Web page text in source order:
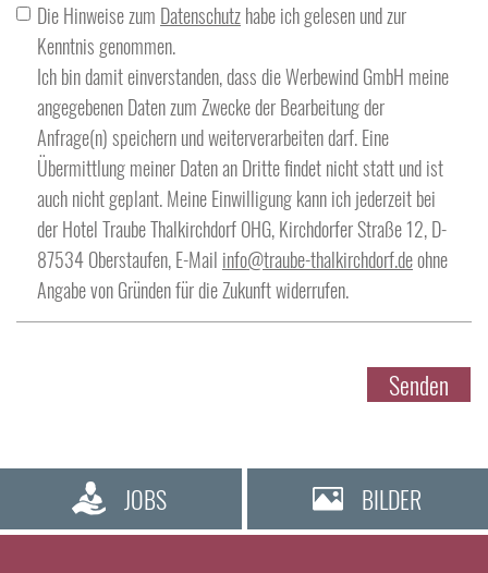
Straße
Postleitzahl
Die Hinweise zum Datenschutzhabe ich gelesen und zur
Kenntnis genommen.
Ich bin damit einverstanden, dass die Werbewind GmbH meine
angegebenen Daten zum Zwecke der Bearbeitung der
Anfrage(n) speichern und weiterverarbeiten darf. Eine
Übermittlung meiner Daten an Dritte findet nicht statt und ist
auch nicht geplant. Meine Einwilligung kann ich jederzeit bei
der Hotel Traube Thalkirchdorf OHG, Kirchdorfer Straße 12, D-
87534 Oberstaufen, E-Mail info@traube-thalkirchdorf.deohne
Angabe von Gründen für die Zukunft widerrufen.
Senden
JOBS BILDER